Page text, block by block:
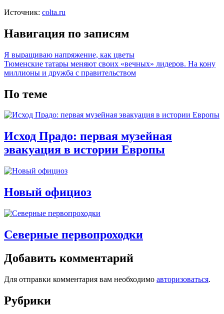
Источник: colta.ru
Навигация по записям
Я выращиваю напряжение, как цветы
Тюменские татары меняют своих «вечных» лидеров. На кону
миллионы и дружба с правительством
По теме
Исход Прадо: первая музейная
эвакуация в истории Европы
Новый официоз
Северные первопроходки
Добавить комментарий
Для отправки комментария вам необходимо авторизоваться.
Рубрики